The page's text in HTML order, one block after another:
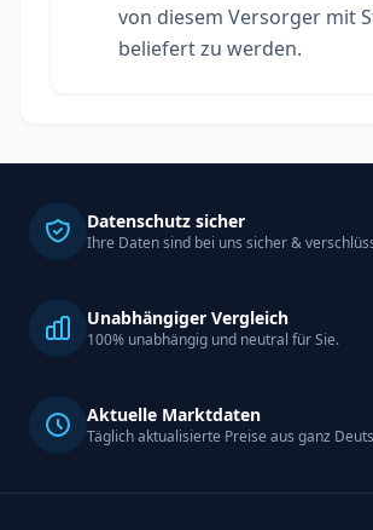
von diesem Versorger mit
beliefert zu werden.
Datenschutz sicher
Ihre Daten sind bei uns sicher &
Unabhängiger Vergleich
100% unabhängig und neutral für Sie.
Aktuelle Marktdaten
Täglich aktualisierte Preise aus ganz